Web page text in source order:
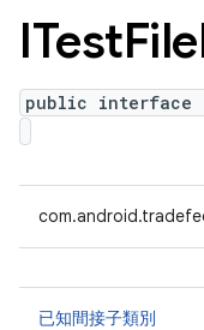
ITestFile
public interface
已知間接子類別